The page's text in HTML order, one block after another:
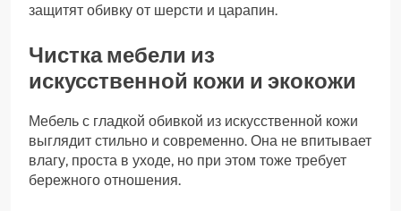
защитят обивку от шерсти и царапин.
Чистка мебели из
искусственной кожи и экокожи
Мебель с гладкой обивкой из искусственной кожи
выглядит стильно и современно. Она не впитывает
влагу, проста в уходе, но при этом тоже требует
бережного отношения.